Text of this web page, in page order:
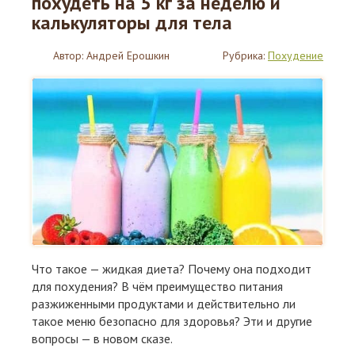
калькуляторы для тела
Автор: Андрей Ерошкин Рубрика: Похудение
Что такое — жидкая диета? Почему она подходит
для похудения? В чём преимущество питания
разжиженными продуктами и действительно ли
такое меню безопасно для здоровья? Эти и другие
вопросы — в новом сказе.